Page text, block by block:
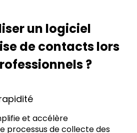
un logiciel
de contacts lors
?
et accélère
processus de collecte des